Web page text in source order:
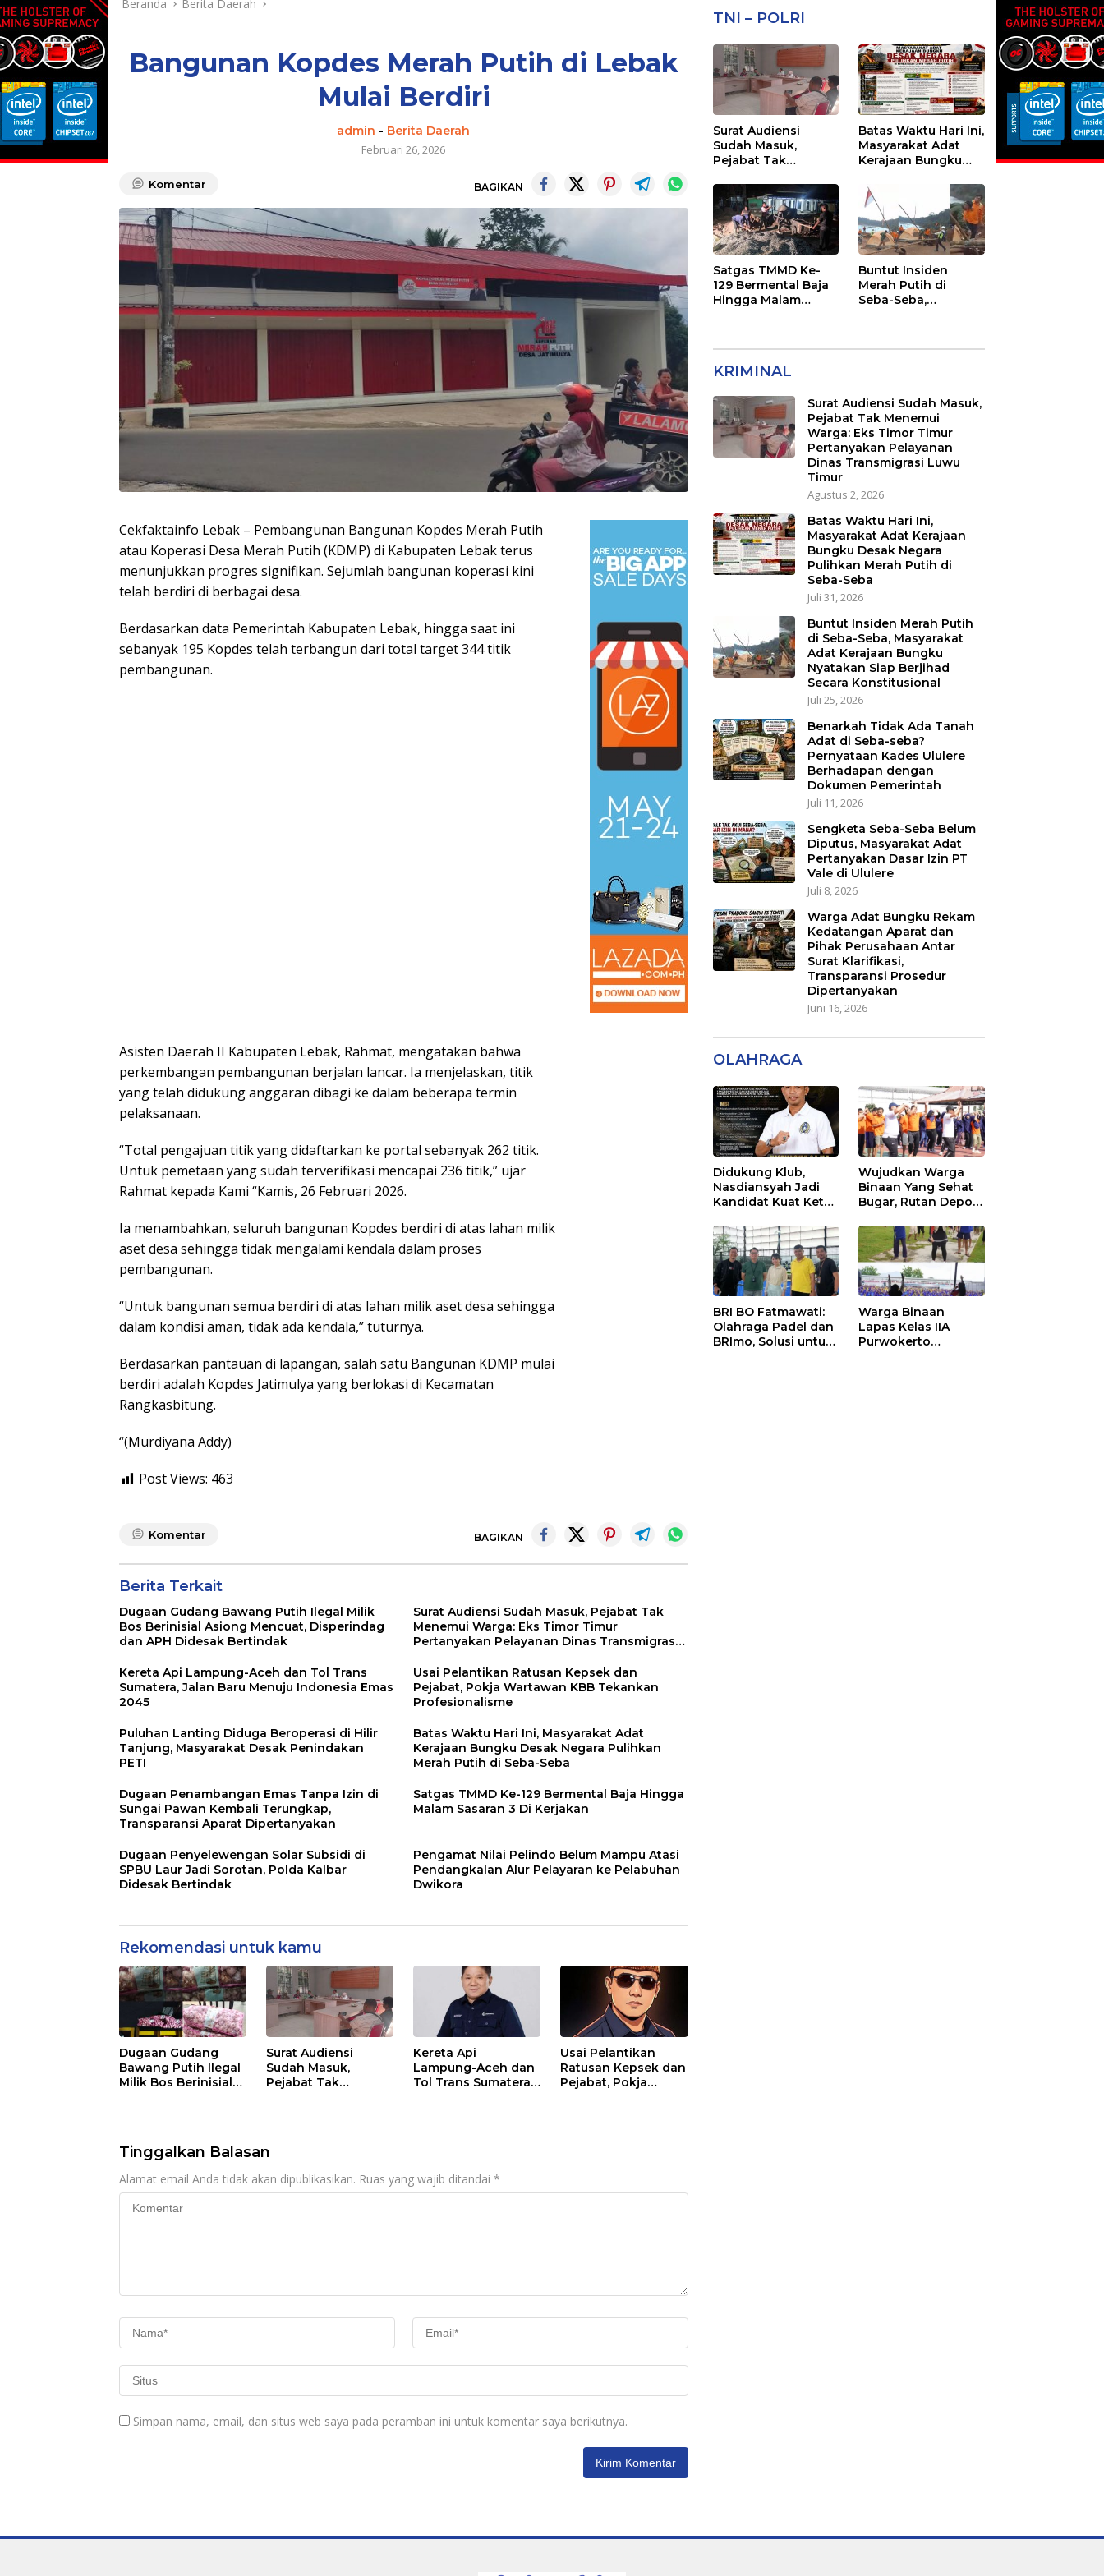
Beranda Berita Daerah
Bangunan Kopdes Merah Putih di Lebak
Mulai Berdiri
admin - Berita Daerah
Februari 26, 2026
Komentar BAGIKAN
Cekfaktainfo Lebak – Pembangunan Bangunan Kopdes Merah Putih
atau Koperasi Desa Merah Putih (KDMP) di Kabupaten Lebak terus
menunjukkan progres signifikan. Sejumlah bangunan koperasi kini
telah berdiri di berbagai desa.
Berdasarkan data Pemerintah Kabupaten Lebak, hingga saat ini
sebanyak 195 Kopdes telah terbangun dari total target 344 titik
pembangunan.
Asisten Daerah II Kabupaten Lebak, Rahmat, mengatakan bahwa
perkembangan pembangunan berjalan lancar. Ia menjelaskan, titik
yang telah didukung anggaran dibagi ke dalam beberapa termin
pelaksanaan.
“Total pengajuan titik yang didaftarkan ke portal sebanyak 262 titik.
Untuk pemetaan yang sudah terverifikasi mencapai 236 titik,” ujar
Rahmat kepada Kami “Kamis, 26 Februari 2026.
Ia menambahkan, seluruh bangunan Kopdes berdiri di atas lahan milik
aset desa sehingga tidak mengalami kendala dalam proses
pembangunan.
“Untuk bangunan semua berdiri di atas lahan milik aset desa sehingga
dalam kondisi aman, tidak ada kendala,” tuturnya.
Berdasarkan pantauan di lapangan, salah satu Bangunan KDMP mulai
berdiri adalah Kopdes Jatimulya yang berlokasi di Kecamatan
Rangkasbitung.
“(Murdiyana Addy)
Post Views: 463
Komentar BAGIKAN
Berita Terkait
Dugaan Gudang Bawang Putih Ilegal Milik
Bos Berinisial Asiong Mencuat, Disperindag
dan APH Didesak Bertindak
Surat Audiensi Sudah Masuk, Pejabat Tak
Menemui Warga: Eks Timor Timur
Pertanyakan Pelayanan Dinas Transmigrasi
Kereta Api Lampung-Aceh dan Tol Trans
Sumatera, Jalan Baru Menuju Indonesia Emas
2045
Usai Pelantikan Ratusan Kepsek dan
Pejabat, Pokja Wartawan KBB Tekankan
Profesionalisme
Puluhan Lanting Diduga Beroperasi di Hilir
Tanjung, Masyarakat Desak Penindakan
PETI
Batas Waktu Hari Ini, Masyarakat Adat
Kerajaan Bungku Desak Negara Pulihkan
Merah Putih di Seba-Seba
Dugaan Penambangan Emas Tanpa Izin di
Sungai Pawan Kembali Terungkap,
Transparansi Aparat Dipertanyakan
Satgas TMMD Ke-129 Bermental Baja Hingga
Malam Sasaran 3 Di Kerjakan
Dugaan Penyelewengan Solar Subsidi di
SPBU Laur Jadi Sorotan, Polda Kalbar
Didesak Bertindak
Pengamat Nilai Pelindo Belum Mampu Atasi
Pendangkalan Alur Pelayaran ke Pelabuhan
Dwikora
Rekomendasi untuk kamu
Dugaan Gudang
Bawang Putih Ilegal
Milik Bos Berinisial
Bertindak
Surat Audiensi
Sudah Masuk,
Pejabat Tak
Transmigrasi Luwu
Timur
Kereta Api
Lampung-Aceh dan
Tol Trans Sumatera,
Usai Pelantikan
Ratusan Kepsek dan
Pejabat, Pokja
Tinggalkan Balasan
Alamat email Anda tidak akan dipublikasikan. Ruas yang wajib ditandai *
Simpan nama, email, dan situs web saya pada peramban ini untuk komentar saya berikutnya.
TNI – POLRI
Surat Audiensi
Sudah Masuk,
Pejabat Tak
Eks Timor Timur
Pertanyakan
Pelayanan Dinas
Transmigrasi Luwu
Timur
Batas Waktu Hari Ini,
Masyarakat Adat
Kerajaan Bungku
Pulihkan Merah
Putih di Seba-Seba
Satgas TMMD Ke-
129 Bermental Baja
Hingga Malam
Buntut Insiden
Merah Putih di
Seba-Seba,
KRIMINAL
Surat Audiensi Sudah Masuk,
Pejabat Tak Menemui
Warga: Eks Timor Timur
Pertanyakan Pelayanan
Dinas Transmigrasi Luwu
Timur
Agustus 2, 2026
Batas Waktu Hari Ini,
Masyarakat Adat Kerajaan
Bungku Desak Negara
Pulihkan Merah Putih di
Seba-Seba
Juli 31, 2026
Buntut Insiden Merah Putih
di Seba-Seba, Masyarakat
Adat Kerajaan Bungku
Nyatakan Siap Berjihad
Secara Konstitusional
Juli 25, 2026
Benarkah Tidak Ada Tanah
Adat di Seba-seba?
Pernyataan Kades Ululere
Berhadapan dengan
Dokumen Pemerintah
Juli 11, 2026
Sengketa Seba-Seba Belum
Diputus, Masyarakat Adat
Pertanyakan Dasar Izin PT
Vale di Ululere
Juli 8, 2026
Warga Adat Bungku Rekam
Kedatangan Aparat dan
Pihak Perusahaan Antar
Surat Klarifikasi,
Transparansi Prosedur
Dipertanyakan
Juni 16, 2026
OLAHRAGA
Didukung Klub,
Nasdiansyah Jadi
Kandidat Kuat Ketua
Wujudkan Warga
Binaan Yang Sehat
Bugar, Rutan Depok
Bersama
BRI BO Fatmawati:
Olahraga Padel dan
BRImo, Solusi untuk
Warga Binaan
Lapas Kelas IIA
Purwokerto